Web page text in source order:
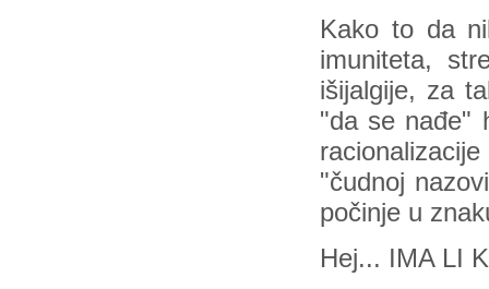
Kako to da
imuniteta,
išijalgije, za
"da se nađe"
"čudnoj
počinje u
Hej... IMA LI